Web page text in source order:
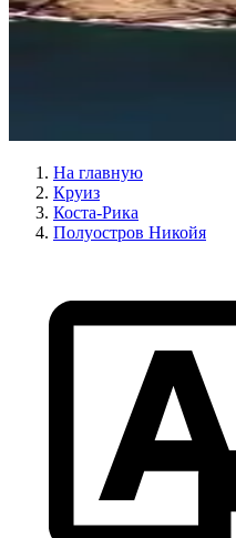
На главную
Круиз
Коста-Рика
Полуостров Никойя